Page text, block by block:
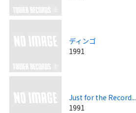
ディンゴ
1991
Just for the Record...
1991